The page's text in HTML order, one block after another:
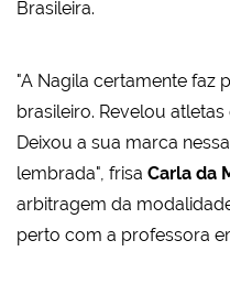
Brasileira.
"A Nagila certamente faz
brasileiro. Revelou
Deixou a sua marca
lembrada", frisa Carla da
arbitragem da
perto com a professora